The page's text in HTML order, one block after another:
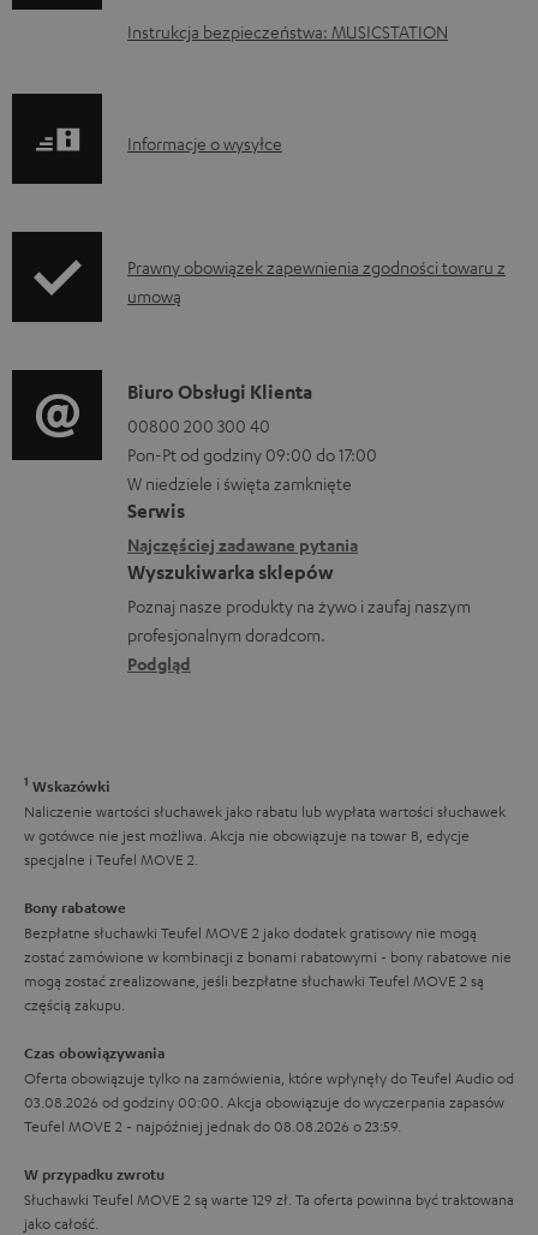
m
t
o
p
r
a
n
i
a
Instrukcja bezpieczeństwa: MUSICSTATION
I
o
r
c
j
e
o
w
y
s
y
Informacje o wysyłce
I
n
o
r
m
a
c
j
e
d
o
z
ą
g
w
r
a
n
c
j
Prawny obowiązek zapewnienia zgodności towaru z
umową
D
a
n
e
k
o
n
t
a
w
e
Biuro Obsługi Klienta
00800 200 300 40
Pon-Pt od godziny 09:00 do 17:00
W niedziele i święta zamknięte
Serwis
Najczęściej zadawane pytania
Wyszukiwarka sklepów
Poznaj nasze produkty na żywo i zaufaj naszym
profesjonalnym doradcom.
Podgląd
1 Wskazówki
Naliczenie wartości słuchawek jako rabatu lub wypłata wartości słuchawek
w gotówce nie jest możliwa. Akcja nie obowiązuje na towar B, edycje
specjalne i Teufel MOVE 2.
Bony rabatowe
Bezpłatne słuchawki Teufel MOVE 2 jako dodatek gratisowy nie mogą
zostać zamówione w kombinacji z bonami rabatowymi - bony rabatowe nie
mogą zostać zrealizowane, jeśli bezpłatne słuchawki Teufel MOVE 2 są
częścią zakupu.
Czas obowiązywania
Oferta obowiązuje tylko na zamówienia, które wpłynęły do Teufel Audio od
03.08.2026 od godziny 00:00. Akcja obowiązuje do wyczerpania zapasów
Teufel MOVE 2 - najpóźniej jednak do 08.08.2026 o 23:59.
W przypadku zwrotu
Słuchawki Teufel MOVE 2 są warte 129 zł. Ta oferta powinna być traktowana
jako całość.